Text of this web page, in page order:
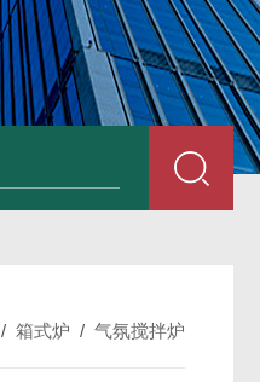
LNHZ-1200
/ 箱式炉 / 气氛搅拌炉